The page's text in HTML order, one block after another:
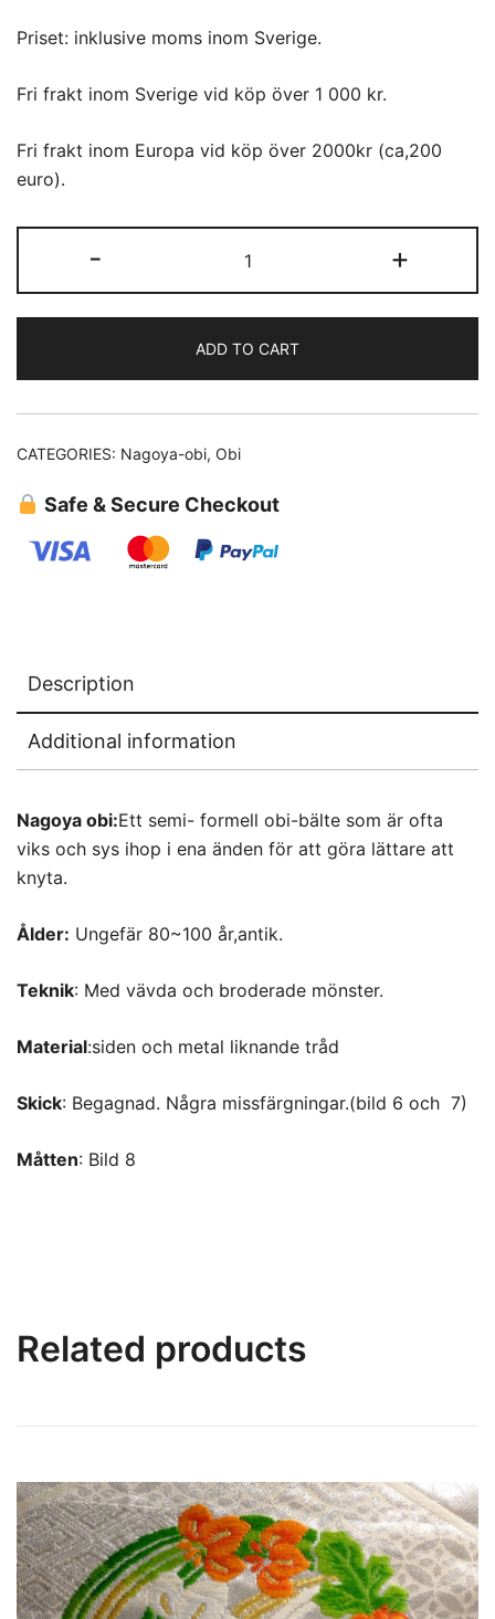
Priset: inklusive moms inom Sverige.
Fri frakt inom Sverige vid köp över 1 000 kr.
Fri frakt inom Europa vid köp över 2000kr (ca,200
euro).
-
Obi
(11)
+
ADD TO CART
CATEGORIES: Nagoya-obi, Obi
Safe & Secure Checkout
Description
Additional information
Nagoya obi:Ett semi- formell obi-bälte som är ofta
viks och sys ihop i ena änden för att göra lättare att
knyta.
Ålder: Ungefär 80~100 år,antik.
Teknik: Med vävda och broderade mönster.
Material:siden och metal liknande tråd
Skick: Begagnad. Några missfärgningar.(bild 6 och 7)
Måtten: Bild 8
Related products